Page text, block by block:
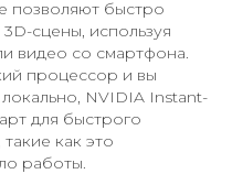
позволяют быстро
сцены, используя
видео со смартфона.
процессор и вы
NVIDIA Instant-
для быстрого
как это
работы.